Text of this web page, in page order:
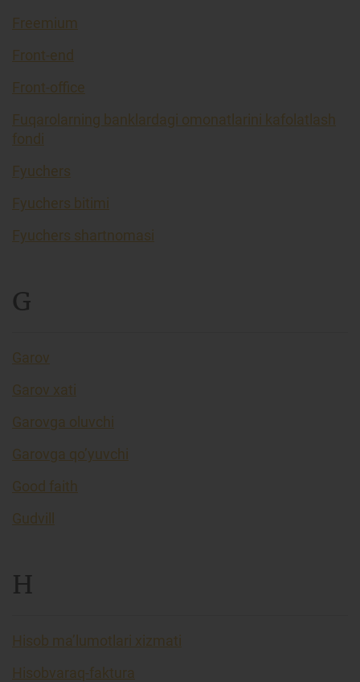
Freemium
Front-end
Front-office
Fuqarolarning banklardagi omonatlarini kafolatlash
fondi
Fyuchers
Fyuchers bitimi
Fyuchers shartnomasi
G
Garov
Garov xati
Garovga oluvchi
Garovga qo’yuvchi
Good faith
Gudvill
H
Hisob ma’lumotlari xizmati
Hisobvaraq-faktura